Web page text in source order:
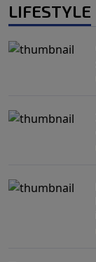
LIFESTYLE